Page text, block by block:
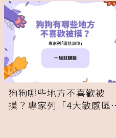
狗狗哪些地方不喜歡被
摸？專家列「4大敏感區